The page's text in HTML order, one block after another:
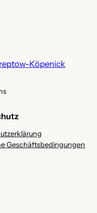
Köpenick
Geschäftsbedingungen